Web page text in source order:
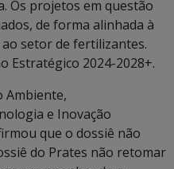
Os projetos em questão
de forma alinhada à
setor de fertilizantes.
Estratégico 2024-2028+.
Ambiente,
e Inovação
que o dossiê não
do Prates não retomar